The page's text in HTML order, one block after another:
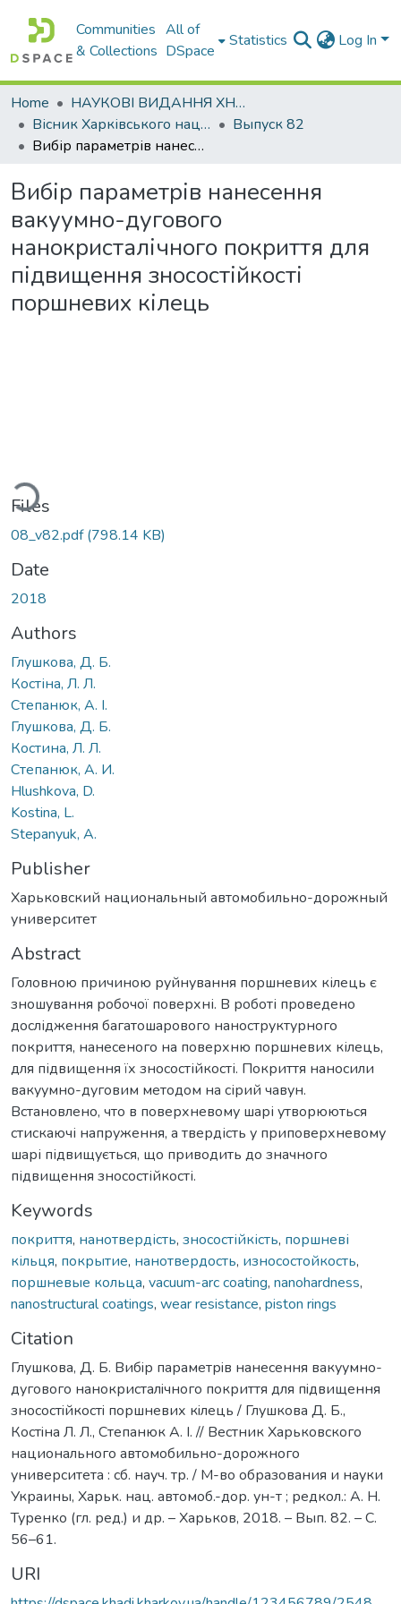
Communities
& Collections
All of
DSpace
Statistics Log In
Home
НАУКОВІ ВИДАННЯ ХНАДУ
Вісник Харківського національного автомобільно-дорожнього університету / Вестник Харьковского национального автомобильно-дорожного университета
Выпуск 82
Вибір параметрів нанесення вакуумно-дугового нанокристалічного покриття для підвищення зносостійкості поршневих кілець
Вибір параметрів нанесення
вакуумно-дугового
нанокристалічного покриття для
підвищення зносостійкості
поршневих кілець
Files
08_v82.pdf(798.14 KB)
Date
2018
Authors
Глушкова, Д. Б.
Костіна, Л. Л.
Степанюк, А. І.
Глушкова, Д. Б.
Костина, Л. Л.
Степанюк, А. И.
Hlushkova, D.
Kostina, L.
Stepanyuk, A.
Publisher
Харьковский национальный автомобильно-дорожный
университет
Abstract
Головною причиною руйнування поршневих кілець є
зношування робочої поверхні. В роботі проведено
дослідження багатошарового наноструктурного
покриття, нанесеного на поверхню поршневих кілець,
для підвищення їх зносостійкості. Покриття наносили
вакуумно-дуговим методом на сірий чавун.
Встановлено, что в поверхневому шарі утворюються
стискаючі напруження, а твердість у приповерхневому
шарі підвищується, що приводить до значного
підвищення зносостійкості.
Keywords
покриття, нанотвердість, зносостійкість, поршневі
кільця, покрытие, нанотвердость, износостойкость,
поршневые кольца, vacuum-arc coating, nanohardness,
nanostructural coatings, wear resistance, piston rings
Citation
Глушкова, Д. Б. Вибiр параметрiв нанесення вакуумно-
дугового нанокристалiчного покриття для пiдвищення
зносостiйкостi поршневих кiлець / Глушкова Д. Б.,
Костiна Л. Л., Степанюк А. I. // Вестник Харьковского
национального автомобильно-дорожного
университета : сб. науч. тр. / М-во образования и науки
Украины, Харьк. нац. автомоб.-дор. ун-т ; редкол.: А. Н.
Туренко (гл. ред.) и др. – Харьков, 2018. – Вып. 82. – С.
56–61.
URI